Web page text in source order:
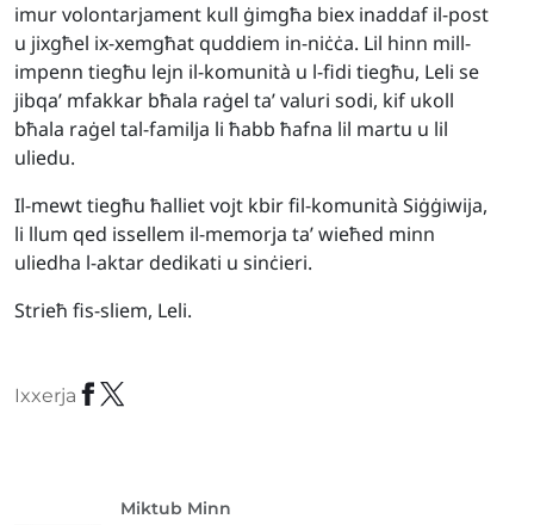
imur volontarjament kull ġimgħa biex inaddaf il-post
u jixgħel ix-xemgħat quddiem in-niċċa. Lil hinn mill-
impenn tiegħu lejn il-komunità u l-fidi tiegħu, Leli se
jibqa’ mfakkar bħala raġel ta’ valuri sodi, kif ukoll
bħala raġel tal-familja li ħabb ħafna lil martu u lil
uliedu.
Il-mewt tiegħu ħalliet vojt kbir fil-komunità Siġġiwija,
li llum qed issellem il-memorja ta’ wieħed minn
uliedha l-aktar dedikati u sinċieri.
Strieħ fis-sliem, Leli.
Ixxerja
Miktub Minn